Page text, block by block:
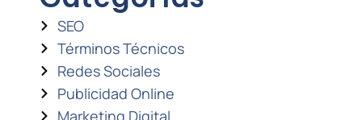
SEO
Términos Técnicos
Redes Sociales
Publicidad Online
Marketing Digital